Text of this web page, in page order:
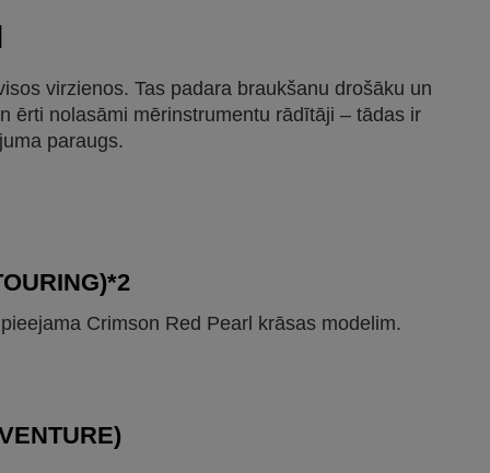
virzienos. Tas padara braukšanu drošāku un
ērti nolasāmi mērinstrumentu rādītāji – tādas ir
paraugs.
Crimson Red Pearl krāsas modelim.